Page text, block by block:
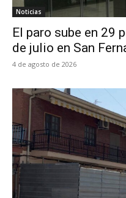
Noticias
El paro sube en 29
de julio en San
4 de agosto de 2026